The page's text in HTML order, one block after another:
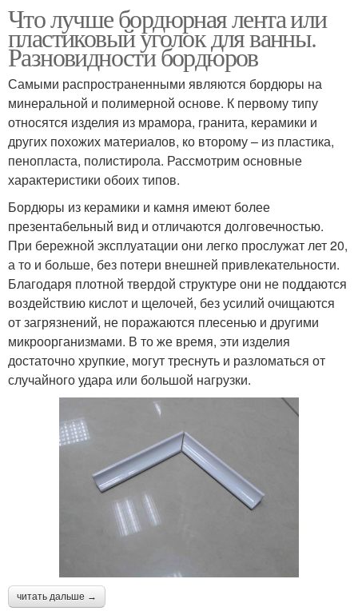
Что лучше бордюрная лента или
пластиковый уголок для ванны.
Разновидности бордюров
Самыми распространенными являются бордюры на
минеральной и полимерной основе. К первому типу
относятся изделия из мрамора, гранита, керамики и
других похожих материалов, ко второму – из пластика,
пенопласта, полистирола. Рассмотрим основные
характеристики обоих типов.
Бордюры из керамики и камня имеют более
презентабельный вид и отличаются долговечностью.
При бережной эксплуатации они легко прослужат лет 20,
а то и больше, без потери внешней привлекательности.
Благодаря плотной твердой структуре они не поддаются
воздействию кислот и щелочей, без усилий очищаются
от загрязнений, не поражаются плесенью и другими
микроорганизмами. В то же время, эти изделия
достаточно хрупкие, могут треснуть и разломаться от
случайного удара или большой нагрузки.
читать дальше →